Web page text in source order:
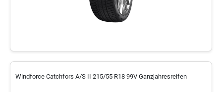
Windforce Catchfors A/S II 215/55 R18 99V Ganzjahresreifen